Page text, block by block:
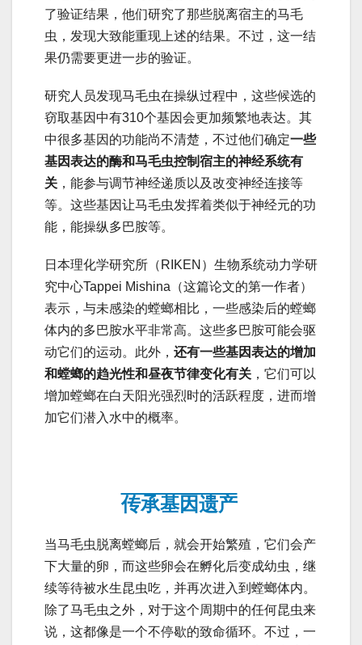
了验证结果，他们研究了那些脱离宿主的马毛
虫，发现大致能重现上述的结果。不过，这一结
果仍需要更进一步的验证。
研究人员发现马毛虫在操纵过程中，这些候选的
窃取基因中有310个基因会更加频繁地表达。其
中很多基因的功能尚不清楚，不过他们确定一些
基因表达的酶和马毛虫控制宿主的神经系统有
关 ，能参与调节神经递质以及改变神经连接等
等。这些基因让马毛虫发挥着类似于神经元的功
能，能操纵多巴胺等。
日本理化学研究所（RIKEN）生物系统动力学研
究中心Tappei Mishina（这篇论文的第一作者）
表示，与未感染的螳螂相比，一些感染后的螳螂
体内的多巴胺水平非常高。这些多巴胺可能会驱
动它们的运动。此外， 还有一些基因表达的增加
和螳螂的趋光性和昼夜节律变化有关 ，它们可以
增加螳螂在白天阳光强烈时的活跃程度，进而增
加它们潜入水中的概率。
传承基因遗产
当马毛虫脱离螳螂后，就会开始繁殖，它们会产
下大量的卵，而这些卵会在孵化后变成幼虫，继
续等待被水生昆虫吃，并再次进入到螳螂体内。
除了马毛虫之外，对于这个周期中的任何昆虫来
说，这都像是一个不停歇的致命循环。不过，一